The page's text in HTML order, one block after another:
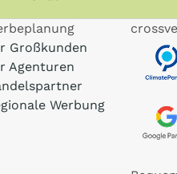
Großkunden
Agenturen
Werbung